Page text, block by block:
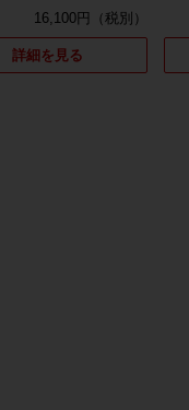
16,100円
詳細を見る